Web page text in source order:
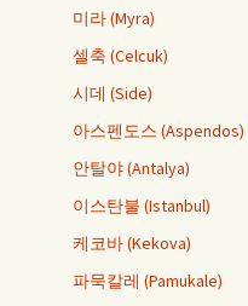
미라 (Myra)
셀축 (Celcuk)
시데 (Side)
아스펜도스 (Aspendos)
안탈야 (Antalya)
이스탄불 (Istanbul)
케코바 (Kekova)
파묵칼레 (Pamukale)